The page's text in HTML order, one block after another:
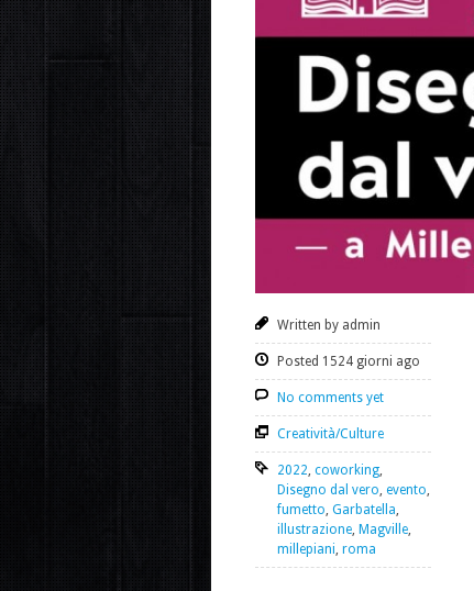
Written by admin
Posted 1524 giorni ago
No comments yet
Creatività/Culture
2022, coworking,
Disegno dal vero, evento,
fumetto, Garbatella,
illustrazione, Magville,
millepiani, roma